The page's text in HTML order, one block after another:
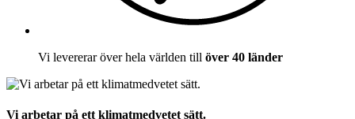
Vi levererar över hela världen till över 40 länder
Vi arbetar på ett klimatmedvetet sätt.